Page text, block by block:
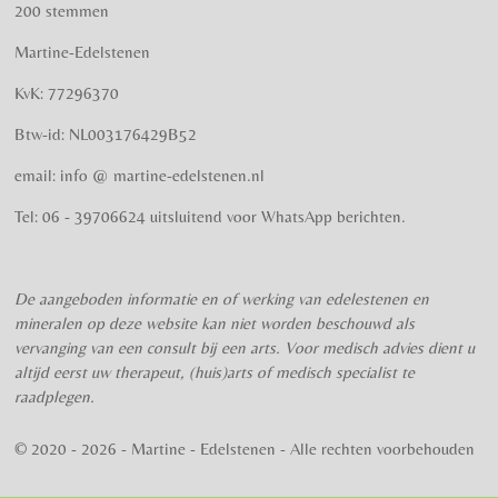
a
k
t
g
4
5
7
e
r
r
e
n
s
t
e
s
t
e
r
e
n
s
t
e
r
r
e
n
t
r
e
n
r
e
n
200 stemmen
Martine-Edelstenen
KvK: 77296370
Btw-id: NL003176429B52
email: info @ martine-edelstenen.nl
Tel: 06 - 39706624 uitsluitend voor WhatsApp berichten.
De aangeboden informatie en of werking van edelestenen en
mineralen op deze website kan niet worden beschouwd als
vervanging van een consult bij een arts. Voor medisch advies dient u
altijd eerst uw therapeut, (huis)arts of medisch specialist te
raadplegen.
© 2020 - 2026 - Martine - Edelstenen - Alle rechten voorbehouden